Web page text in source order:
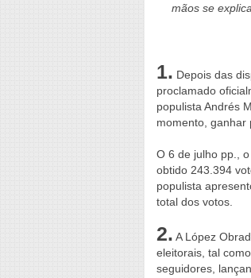
mãos se
1. Depois das
proclamado
populista Andrés
momento, ganhar
O 6 de julho pp.,
obtido 243.394
populista
total dos votos.
2. A López
eleitorais, tal
seguidores,